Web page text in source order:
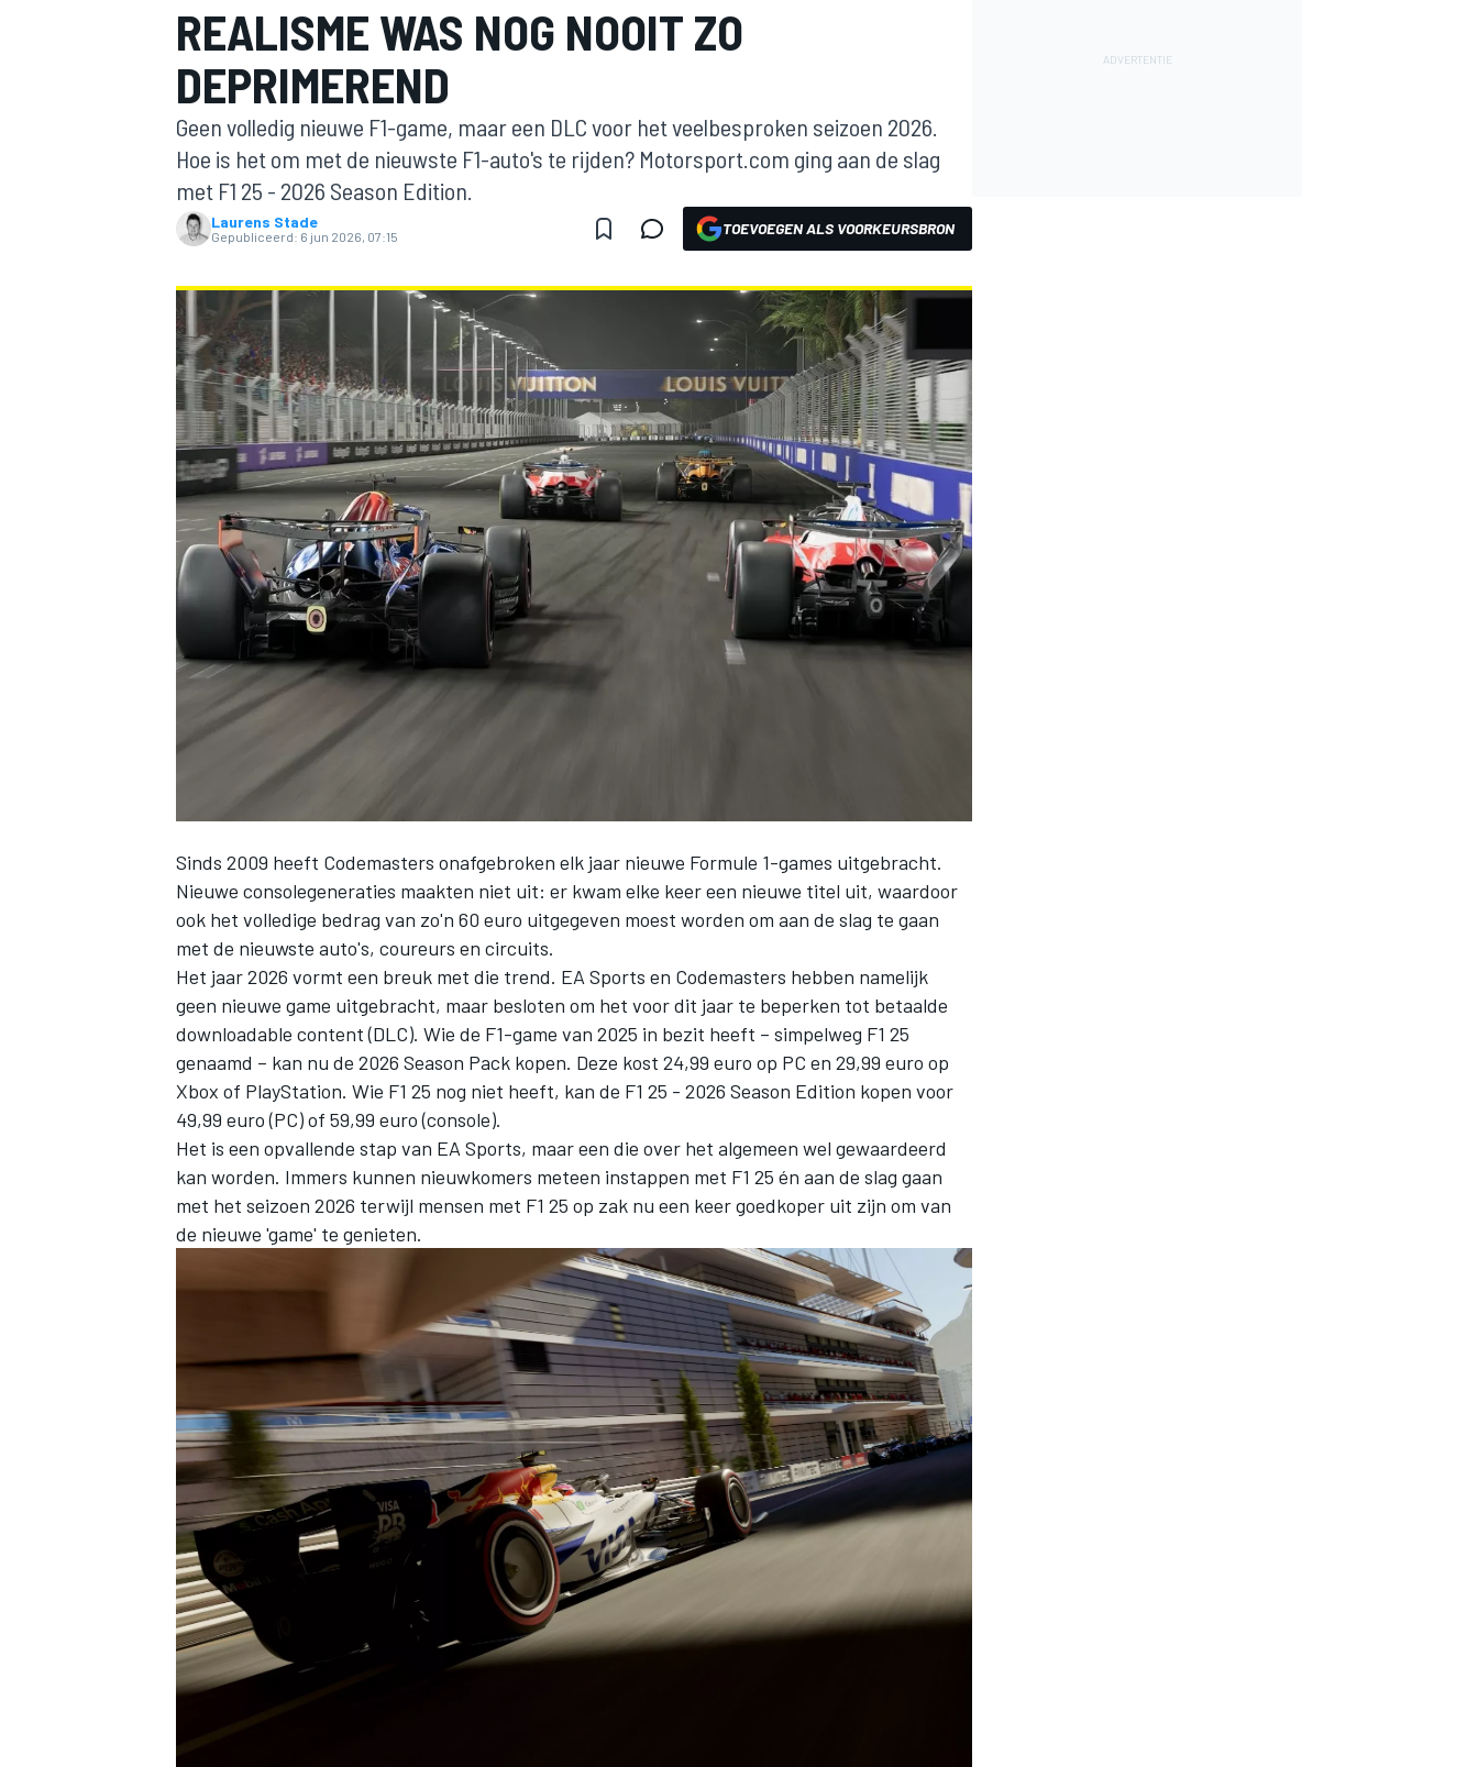
MOTOGP
INDYCAR
WEC
REALISME WAS NOG NOOIT ZO
DEPRIMEREND
Geen volledig nieuwe F1-game, maar een DLC voor het veelbesproken seizoen 2026.
Hoe is het om met de nieuwste F1-auto's te rijden? Motorsport.com ging aan de slag
met F1 25 - 2026 Season Edition.
Laurens Stade
Gepubliceerd: 6 jun 2026, 07:15 TOEVOEGEN ALS VOORKEURSBRON
Sinds 2009 heeft Codemasters onafgebroken elk jaar nieuwe Formule 1-games uitgebracht.
Nieuwe consolegeneraties maakten niet uit: er kwam elke keer een nieuwe titel uit, waardoor
ook het volledige bedrag van zo'n 60 euro uitgegeven moest worden om aan de slag te gaan
met de nieuwste auto's, coureurs en circuits.
Het jaar 2026 vormt een breuk met die trend. EA Sports en Codemasters hebben namelijk
geen nieuwe game uitgebracht, maar besloten om het voor dit jaar te beperken tot betaalde
downloadable content (DLC). Wie de F1-game van 2025 in bezit heeft – simpelweg F1 25
genaamd – kan nu de 2026 Season Pack kopen. Deze kost 24,99 euro op PC en 29,99 euro op
Xbox of PlayStation. Wie F1 25 nog niet heeft, kan de F1 25 - 2026 Season Edition kopen voor
49,99 euro (PC) of 59,99 euro (console).
Het is een opvallende stap van EA Sports, maar een die over het algemeen wel gewaardeerd
kan worden. Immers kunnen nieuwkomers meteen instappen met F1 25 én aan de slag gaan
met het seizoen 2026 terwijl mensen met F1 25 op zak nu een keer goedkoper uit zijn om van
de nieuwe 'game' te genieten.